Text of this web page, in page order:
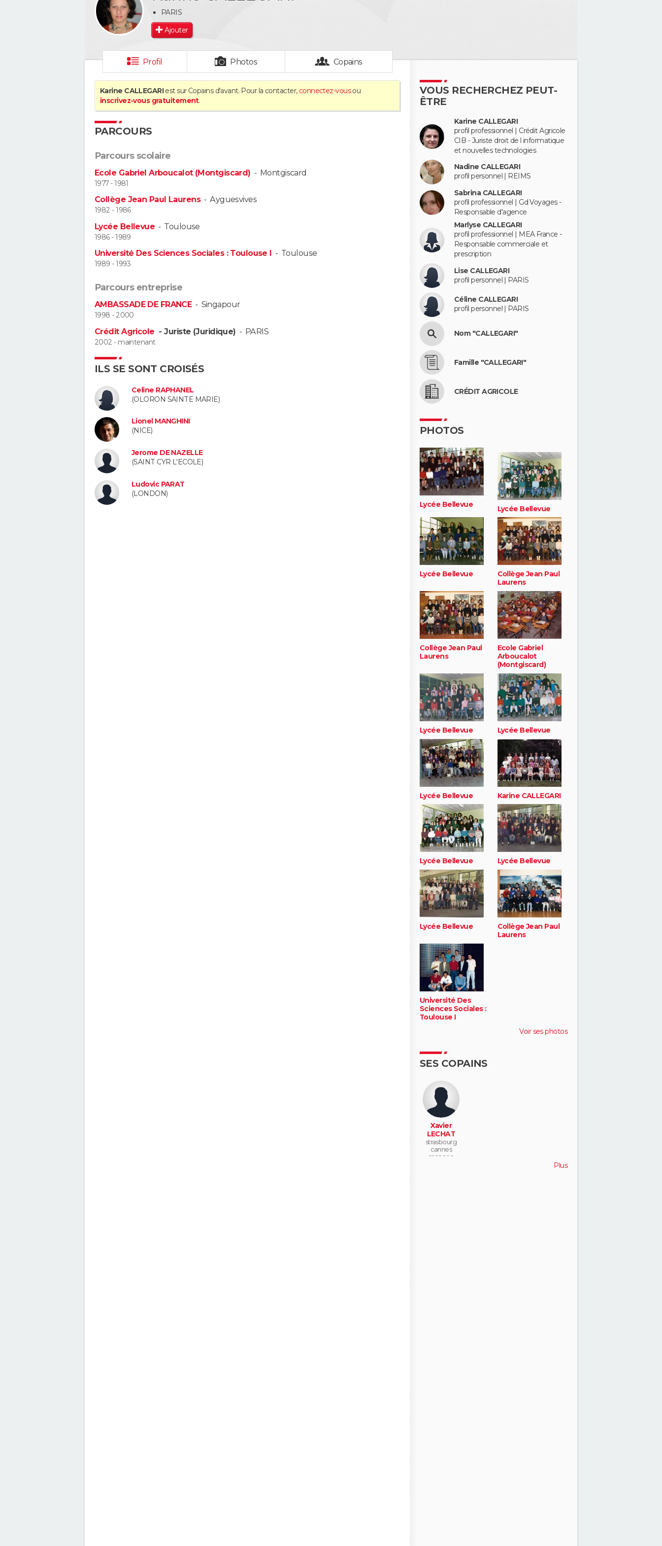
PARIS
Ajouter
Profil Photos Copains
Karine CALLEGARI est sur Copains d'avant. Pour la contacter, connectez-vousou
inscrivez-vous gratuitement.
PARCOURS
Parcours scolaire
Ecole Gabriel Arboucalot (Montgiscard) - Montgiscard
1977 - 1981
Collège Jean Paul Laurens-Ayguesvives
1982 - 1986
Lycée Bellevue - Toulouse
1986 - 1989
Université Des Sciences Sociales : Toulouse I - Toulouse
1989 - 1993
Parcours entreprise
AMBASSADE DE FRANCE- Singapour
1998 - 2000
Crédit Agricole - Juriste (Juridique) - PARIS
2002 - maintenant
ILS SE SONT CROISÉS
Celine RAPHANEL
(OLORON SAINTE MARIE)
Lionel MANGHINI
(NICE)
Jerome DE NAZELLE
(SAINT CYR L'ECOLE)
Ludovic PARAT
(LONDON)
VOUS RECHERCHEZ PEUT-
ÊTRE
Karine CALLEGARI
profil professionnel | Crédit Agricole
CIB - Juriste droit de l informatique
et nouvelles technologies
Nadine CALLEGARI
profil personnel | REIMS
Sabrina CALLEGARI
profil professionnel | Gd Voyages -
Responsable d'agence
Marlyse CALLEGARI
profil professionnel | MEA France -
Responsable commerciale et
prescription
Lise CALLEGARI
profil personnel | PARIS
Céline CALLEGARI
profil personnel | PARIS
Nom "CALLEGARI"
Famille "CALLEGARI"
CRÉDIT AGRICOLE
PHOTOS
Lycée Bellevue Lycée Bellevue
Lycée Bellevue
Collège Jean Paul
Laurens
Collège Jean Paul
Laurens
Ecole Gabriel
Arboucalot
(Montgiscard)
Lycée Bellevue Lycée Bellevue
Lycée Bellevue Karine CALLEGARI
Lycée Bellevue Lycée Bellevue
Lycée Bellevue
Collège Jean Paul
Laurens
Université Des
Sciences Sociales :
Toulouse I
Voir ses photos
SES COPAINS
Xavier
LECHAT
strasbourg
cannes
monaco
Plus